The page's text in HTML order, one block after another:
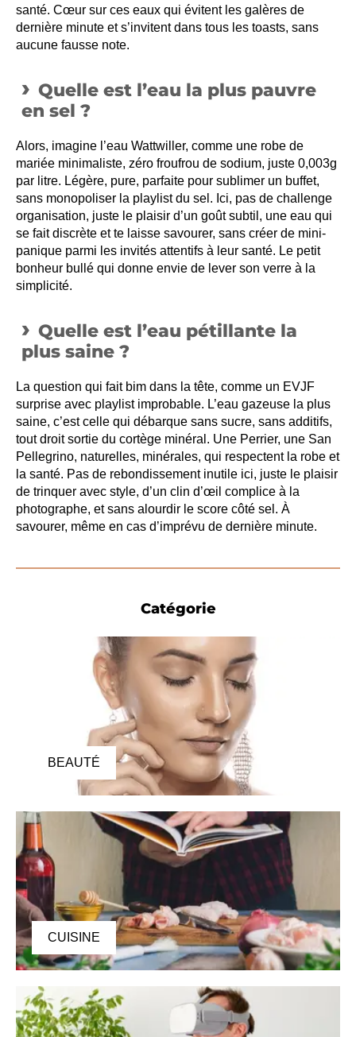
santé. Cœur sur ces eaux qui évitent les galères de
dernière minute et s’invitent dans tous les toasts, sans
aucune fausse note.
Quelle est l’eau la plus pauvre
en sel ?
Alors, imagine l’eau Wattwiller, comme une robe de
mariée minimaliste, zéro froufrou de sodium, juste 0,003g
par litre. Légère, pure, parfaite pour sublimer un buffet,
sans monopoliser la playlist du sel. Ici, pas de challenge
organisation, juste le plaisir d’un goût subtil, une eau qui
se fait discrète et te laisse savourer, sans créer de mini-
panique parmi les invités attentifs à leur santé. Le petit
bonheur bullé qui donne envie de lever son verre à la
simplicité.
Quelle est l’eau pétillante la
plus saine ?
La question qui fait bim dans la tête, comme un EVJF
surprise avec playlist improbable. L’eau gazeuse la plus
saine, c’est celle qui débarque sans sucre, sans additifs,
tout droit sortie du cortège minéral. Une Perrier, une San
Pellegrino, naturelles, minérales, qui respectent la robe et
la santé. Pas de rebondissement inutile ici, juste le plaisir
de trinquer avec style, d’un clin d’œil complice à la
photographe, et sans alourdir le score côté sel. À
savourer, même en cas d’imprévu de dernière minute.
Catégorie
BEAUTÉ
CUISINE